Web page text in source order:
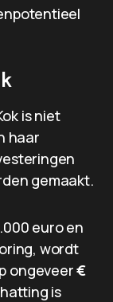
is niet
haar
gemaakt.
euro en
wordt
ongeveer€
is